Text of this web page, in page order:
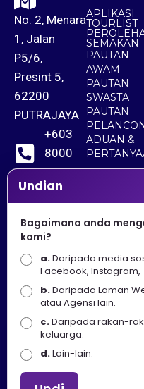
No. 2, Menara
1, Jalan
P5/6,
Presint 5,
62200
PUTRAJAYA
+603
8000
8000
+603
8891
7100
APLIKASI
TOURLIST
SEMAKAN
PAUTAN
AWAM
PAUTAN
SWASTA
PAUTAN
ADUAN &
Penafian : Kerajaan
Pelancongan Seni dan
bertanggungjawab atas
disebabkan oleh
yang diperolehi dari portal
Undian
Bagaimana anda
kami?
a.Daripada media
Facebook, Instagram,
b.Daripada Laman
atau Agensi lain.
c.Daripada rakan-
keluarga.
d.Lain-lain.
Apa Khabar! Selamat
Pelancongan, Seni dan